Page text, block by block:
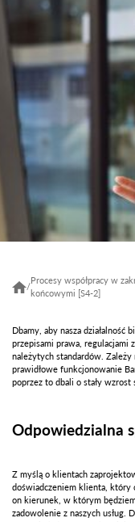
/
Procesy współpracy w
końcowymi [S4-2]
Dbamy, aby nasza działalność
przepisami prawa,
należytych standardów. Zależy
prawidłowe funkcjonowanie
poprzez to dbali o stały wzrost
Odpowiedzialna
Z myślą o klientach
doświadczeniem klienta, który
on kierunek, w którym
zadowolenie z naszych usług.